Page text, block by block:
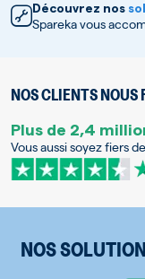
Découvrez nos
Spareka vous
NOS CLIENTS
Plus de 2,4
Vous aussi soyez fiers
NOS